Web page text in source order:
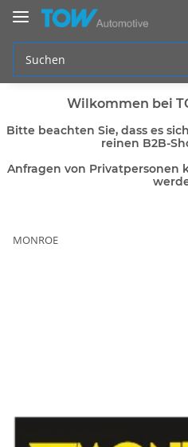
Wilkommen bei
Bitte beachten Sie, dass es
reinen B2B-
Anfragen von
MONROE